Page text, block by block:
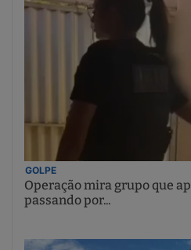
GOLPE
Operação mira grupo que
passando por...